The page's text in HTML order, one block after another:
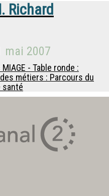
Richard
mai 2007
- Table ronde :
métiers : Parcours du
santé